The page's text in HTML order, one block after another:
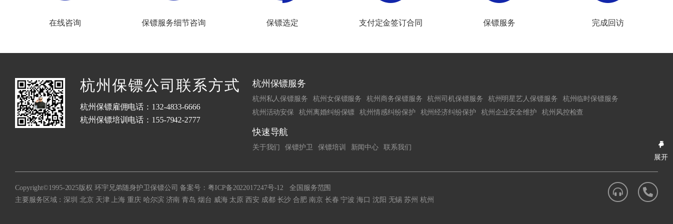
在线咨询 保镖服务细节咨询 保镖选定 支付定金签订合同 保镖服务 完成回访
杭州保镖公司联系方式
杭州保镖雇佣电话：132-4833-6666
杭州保镖培训电话：155-7942-2777
杭州保镖服务
杭州私人保镖服务 杭州女保镖服务 杭州商务保镖服务 杭州司机保镖服务 杭州明星艺人保镖服务
杭州临时保镖服务
杭州活动安保
杭州离婚纠纷保镖 杭州情感纠纷保护 杭州经济纠纷保护 杭州企业安全维护 杭州风控检查
快速导航
关于我们 保镖护卫 保镖培训 新闻中心 联系我们
Copyright©1995-2025版权 环宇兄弟随身护卫保镖公司 备案号：粤ICP备2022017247号-12
全国服务范围
主要服务区域：深圳 北京 天津 上海 重庆 哈尔滨 济南 青岛 烟台 威海 太原 西安 成都 长沙 合肥 南京 长春 宁波 海口 沈阳 无锡 苏州 杭州
展开